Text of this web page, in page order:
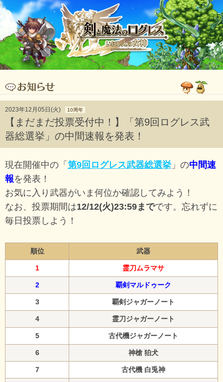
2023年12月05日(火) 10周年
【まだまだ投票受付中！】「第9回ログレス武
器総選挙」の中間速報を発表！
現在開催中の「 第9回ログレス武器総選挙 」の中間速
報を発表！
お気に入り武器がいま何位か確認してみよう！
なお、投票期間は12/12(火)23:59までです。忘れずに
毎日投票しよう！
順位 武器
1 霊刀ムラマサ
2 覇剣マルドゥーク
3 覇剣ジャガーノート
4 霊刀ジャガーノート
5 古代機ジャガーノート
6 神槍 狛犬
7 古代機 白兎神